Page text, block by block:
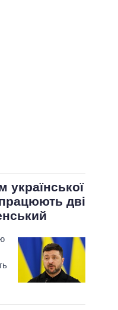
української
дві